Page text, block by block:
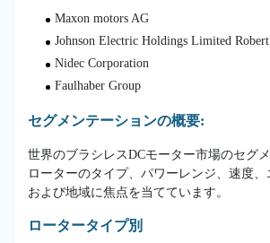
Maxon motors AG
Johnson Electric Holdings Limited
Nidec Corporation
Faulhaber Group
セグメンテーションの概要:
世界のブラシレスDCモーター市場のセグ
ローターのタイプ、パワーレンジ、速度、
および地域に焦点を当てています。
ロータータイプ別